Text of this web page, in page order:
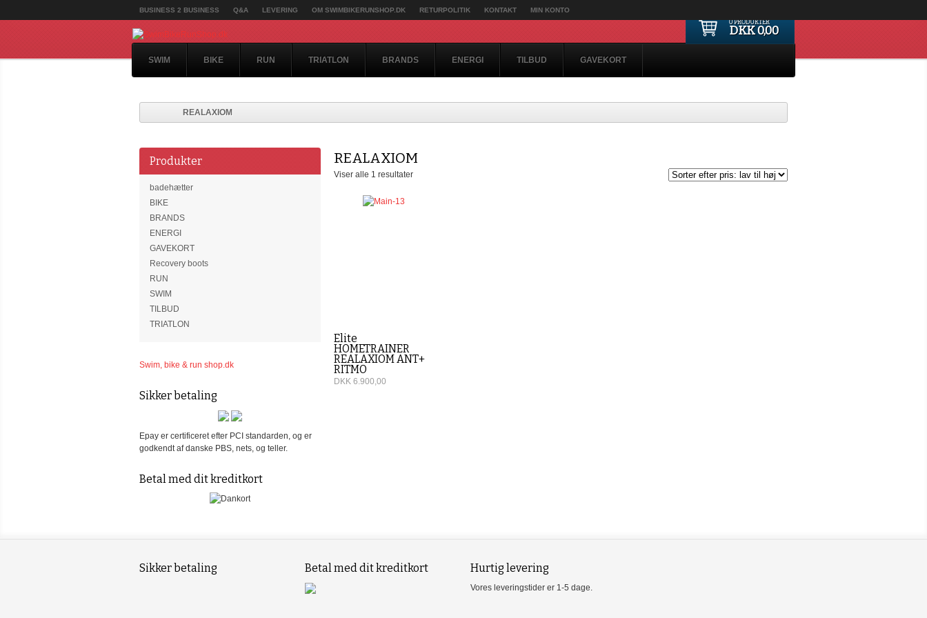
BUSINESS 2 BUSINESS Q&A LEVERING OM SWIMBIKERUNSHOP.DK RETURPOLITIK KONTAKT MIN KONTO
SWIM BIKE RUN TRIATLON BRANDS ENERGI TILBUD GAVEKORT
0 PRODUKTER
DKK 0,00
REALAXIOM
REALAXIOM
Viser alle 1 resultater
Elite
HOMETRAINER
REALAXIOM ANT+
RITMO
DKK 6.900,00
Produkter
badehætter
BIKE
BRANDS
ENERGI
GAVEKORT
Recovery boots
RUN
SWIM
TILBUD
TRIATLON
Swim, bike & run shop.dk
Sikker betaling
Epay er certificeret efter PCI standarden, og er
godkendt af danske PBS, nets, og teller.
Betal med dit kreditkort
Sikker betaling Betal med dit kreditkort Hurtig levering
Vores leveringstider er 1-5 dage.